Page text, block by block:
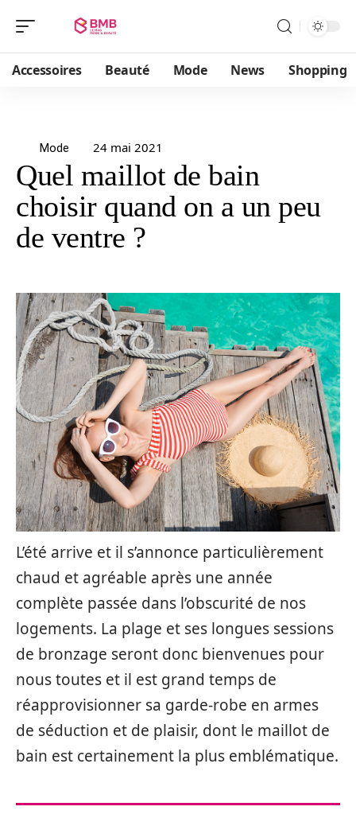
Accessoires Beauté Mode News Shopping
Mode 24 mai 2021
Quel maillot de bain
choisir quand on a un peu
de ventre ?
L’été arrive et il s’annonce particulièrement
chaud et agréable après une année
complète passée dans l’obscurité de nos
logements. La plage et ses longues sessions
de bronzage seront donc bienvenues pour
nous toutes et il est grand temps de
réapprovisionner sa garde-robe en armes
de séduction et de plaisir, dont le maillot de
bain est certainement la plus emblématique.